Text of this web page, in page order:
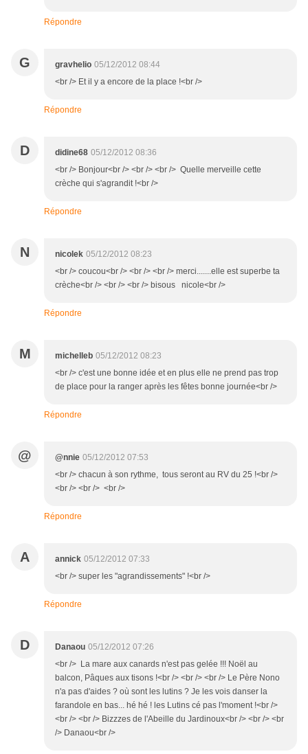
Répondre
G gravhelio 05/12/2012 08:44
<br /> Et il y a encore de la place !<br />
Répondre
D didine68 05/12/2012 08:36
<br /> Bonjour<br /> <br /> <br /> Quelle merveille cette
crèche qui s'agrandit !<br />
Répondre
N nicolek 05/12/2012 08:23
<br /> coucou<br /> <br /> <br /> merci.......elle est superbe ta
crèche<br /> <br /> <br /> bisous nicole<br />
Répondre
M michelleb 05/12/2012 08:23
<br /> c'est une bonne idée et en plus elle ne prend pas trop
de place pour la ranger après les fêtes bonne journée<br />
Répondre
@ @nnie 05/12/2012 07:53
<br /> chacun à son rythme, tous seront au RV du 25 !<br />
<br /> <br /> <br />
Répondre
A annick 05/12/2012 07:33
<br /> super les "agrandissements" !<br />
Répondre
D Danaou 05/12/2012 07:26
<br /> La mare aux canards n'est pas gelée !!! Noël au
balcon, Pâques aux tisons !<br /> <br /> <br /> Le Père Nono
n'a pas d'aides ? où sont les lutins ? Je les vois danser la
farandole en bas... hé hé ! les Lutins cé pas l'moment !<br />
<br /> <br /> Bizzzes de l'Abeille du Jardinoux<br /> <br /> <br
/> Danaou<br />